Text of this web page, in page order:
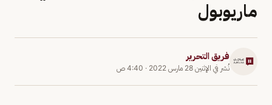
ماريوبول
فريق التحرير
نُشر في الإثنين 28 مارس 2022 · 4:40 ص